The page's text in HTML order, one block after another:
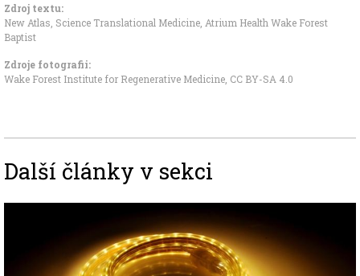
Zdroj textu:
New Atlas Science Translational Medicine Atrium Health Wake Forest
Baptist
Zdroje fotografii:
Wake Forest Institute for Regenerative Medicine CC BY-SA 4.0
Další články v sekci